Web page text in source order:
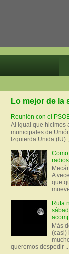
en
Lo mejor de la
Reunión con el
Al igual que hicimos
municipales de
Izquierda Unida (IU)
radios
A
que
Ruta
Más
(casi)
queremos despedir ...